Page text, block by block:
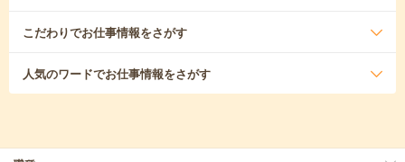
こだわりでお仕事情報をさがす
人気のワードでお仕事情報をさがす